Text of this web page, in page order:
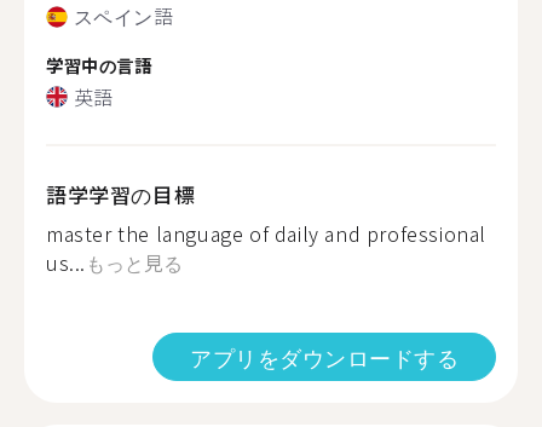
スペイン語
学習中の言語
英語
語学学習の目標
master the language of daily and professional
us... もっと見る
アプリをダウンロードする